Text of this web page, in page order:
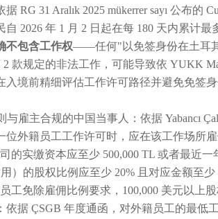
RG 31 Aralık 2025 mükerrer sayı 公布的
2026 年 1 月 2 日起在每 180 天内累计
不包含工作权——任何"以免签身份在土耳
2 款规定的非法工作，可能导致依 YUKK
入境前精细评估工作许可路径并避免免签身
雇主合规的中国当事人：依据 Yabancı
外籍员工工作许可时，应在该工作场所
的实缴资本应至少 500,000 TL 或者最近
）的股权比例应至少 20% 且对应金额至
工免除雇佣比例要求，100,000 美元以上
依据 ÇSGB 年度通函，对外籍员工的最